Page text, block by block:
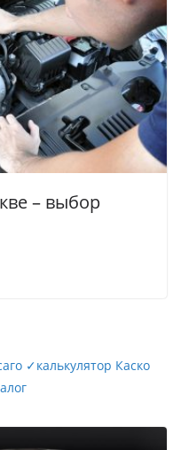
– выбор
✓калькулятор Каско